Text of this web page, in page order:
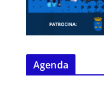
Agenda